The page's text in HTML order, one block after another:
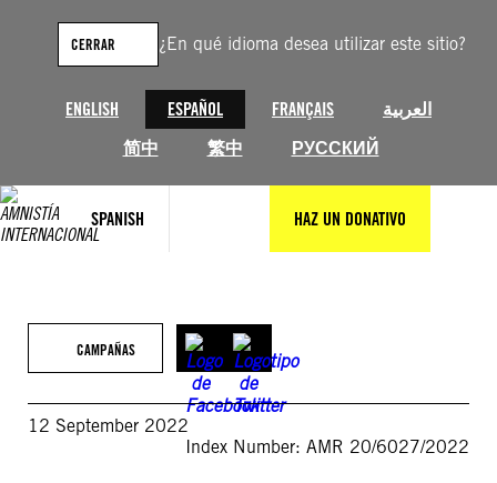
¿En qué idioma desea utilizar este sitio?
ENGLISH ESPAÑOL FRANÇAIS
العربية
简中
繁中 РУССКИЙ
CERRAR
SPANISH HAZ UN DONATIVO
contenido
CAMPAÑAS
12 September 2022
Index Number: AMR 20/6027/2022